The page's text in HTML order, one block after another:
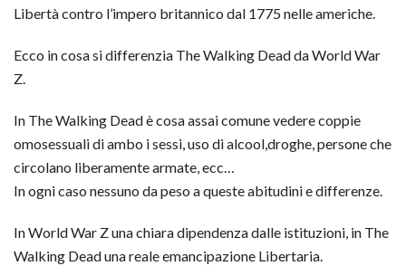
Libertà contro l’impero britannico dal 1775 nelle americhe.
Ecco in cosa si differenzia The Walking Dead da World War
Z.
In The Walking Dead è cosa assai comune vedere coppie
omosessuali di ambo i sessi, uso di alcool,droghe, persone che
circolano liberamente armate, ecc…
In ogni caso nessuno da peso a queste abitudini e differenze.
In World War Z una chiara dipendenza dalle istituzioni, in The
Walking Dead una reale emancipazione Libertaria.